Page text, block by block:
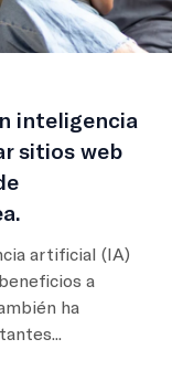
inteligencia
sitios web
artificial (IA)
a
ha